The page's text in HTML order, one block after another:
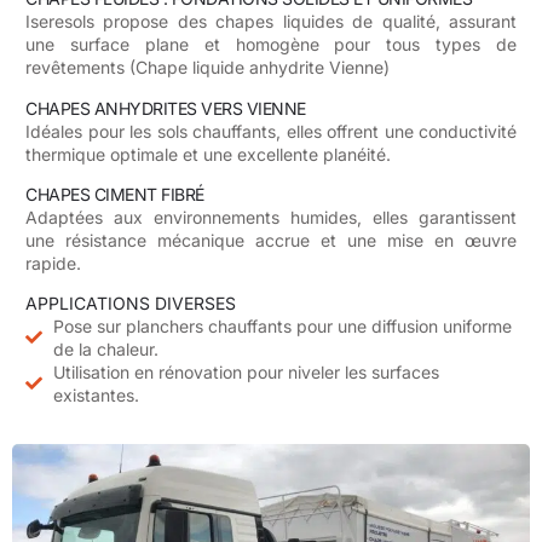
Iseresols propose des chapes liquides de qualité, assurant
une surface plane et homogène pour tous types de
revêtements (Chape liquide anhydrite Vienne)
CHAPES ANHYDRITES VERS VIENNE
Idéales pour les sols chauffants, elles offrent une conductivité
thermique optimale et une excellente planéité.
CHAPES CIMENT FIBRÉ
Adaptées aux environnements humides, elles garantissent
une résistance mécanique accrue et une mise en œuvre
rapide.
APPLICATIONS DIVERSES
Pose sur planchers chauffants pour une diffusion uniforme
de la chaleur.
Utilisation en rénovation pour niveler les surfaces
existantes.